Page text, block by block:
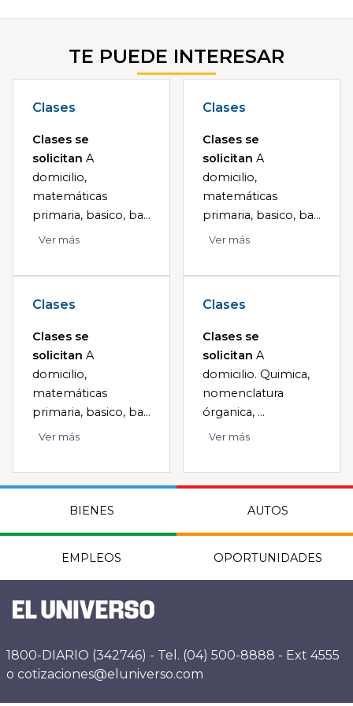
TE PUEDE INTERESAR
Clases
Clases se
solicitan A
domicilio,
matemáticas
primaria, basico, ba...
Ver más
Clases
Clases se
solicitan A
domicilio,
matemáticas
primaria, basico, ba...
Ver más
Clases
Clases se
solicitan A
domicilio,
matemáticas
primaria, basico, ba...
Ver más
Clases
Clases se
solicitan A
domicilio. Quimica,
nomenclatura
órganica, ...
Ver más
BIENES AUTOS
EMPLEOS OPORTUNIDADES
1800-DIARIO (342746) - Tel. (04) 500-8888 - Ext 4555
o cotizaciones@eluniverso.com